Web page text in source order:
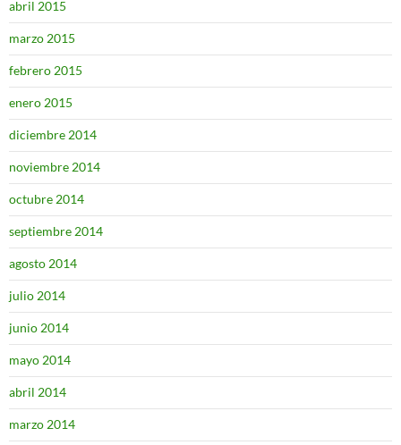
abril 2015
marzo 2015
febrero 2015
enero 2015
diciembre 2014
noviembre 2014
octubre 2014
septiembre 2014
agosto 2014
julio 2014
junio 2014
mayo 2014
abril 2014
marzo 2014